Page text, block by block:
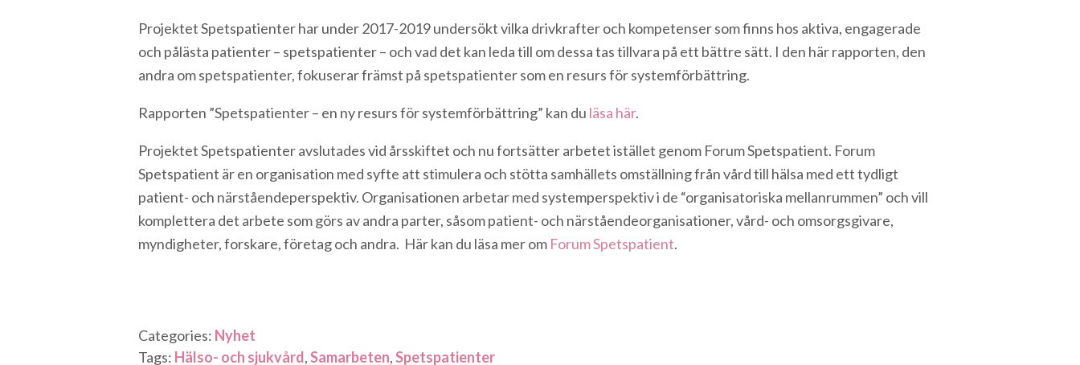
Projektet Spetspatienter har under 2017-2019 undersökt vilka drivkrafter och kompetenser som finns hos aktiva, engagerade
och pålästa patienter – spetspatienter – och vad det kan leda till om dessa tas tillvara på ett bättre sätt. I den här rapporten, den
andra om spetspatienter, fokuserar främst på spetspatienter som en resurs för systemförbättring.
Rapporten ”Spetspatienter– en ny resurs för systemförbättring” kan du läsa här.
Projektet Spetspatienter avslutades vid årsskiftet och nu fortsätter arbetet istället genom Forum Spetspatient. Forum
Spetspatient är en organisation med syfte att stimulera och stötta samhällets omställning från vård till hälsa med ett tydligt
patient- och närståendeperspektiv. Organisationen arbetar med systemperspektiv i de “organisatoriska mellanrummen” och vill
komplettera det arbete som görs av andra parter, såsom patient- och närståendeorganisationer, vård- och omsorgsgivare,
myndigheter, forskare, företag och andra. Här kan du läsa mer om Forum Spetspatient.
Categories: Nyhet
Tags: Hälso- och sjukvård,Samarbeten,Spetspatienter